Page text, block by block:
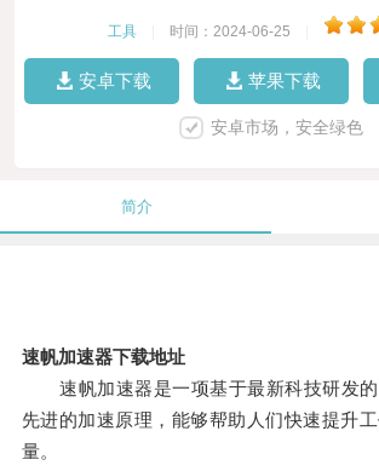
工具 时间：2024-06-25
安卓下载 苹果下载
安卓市场，安全绿色
简介
速帆加速器下载地址
速帆加速器是一项基于最新科技研发的
先进的加速原理，能够帮助人们快速提升
量。